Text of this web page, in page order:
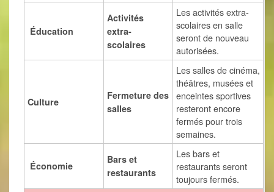
Éducation
Activités
extra-
scolaires
Les activités extra-
scolaires en salle
seront de nouveau
autorisées.
Culture
Fermeture des
salles
Les salles de cinéma,
théâtres, musées et
enceintes sportives
resteront encore
fermés pour trois
semaines.
Économie
Bars et
restaurants
Les bars et
restaurants seront
toujours fermés.